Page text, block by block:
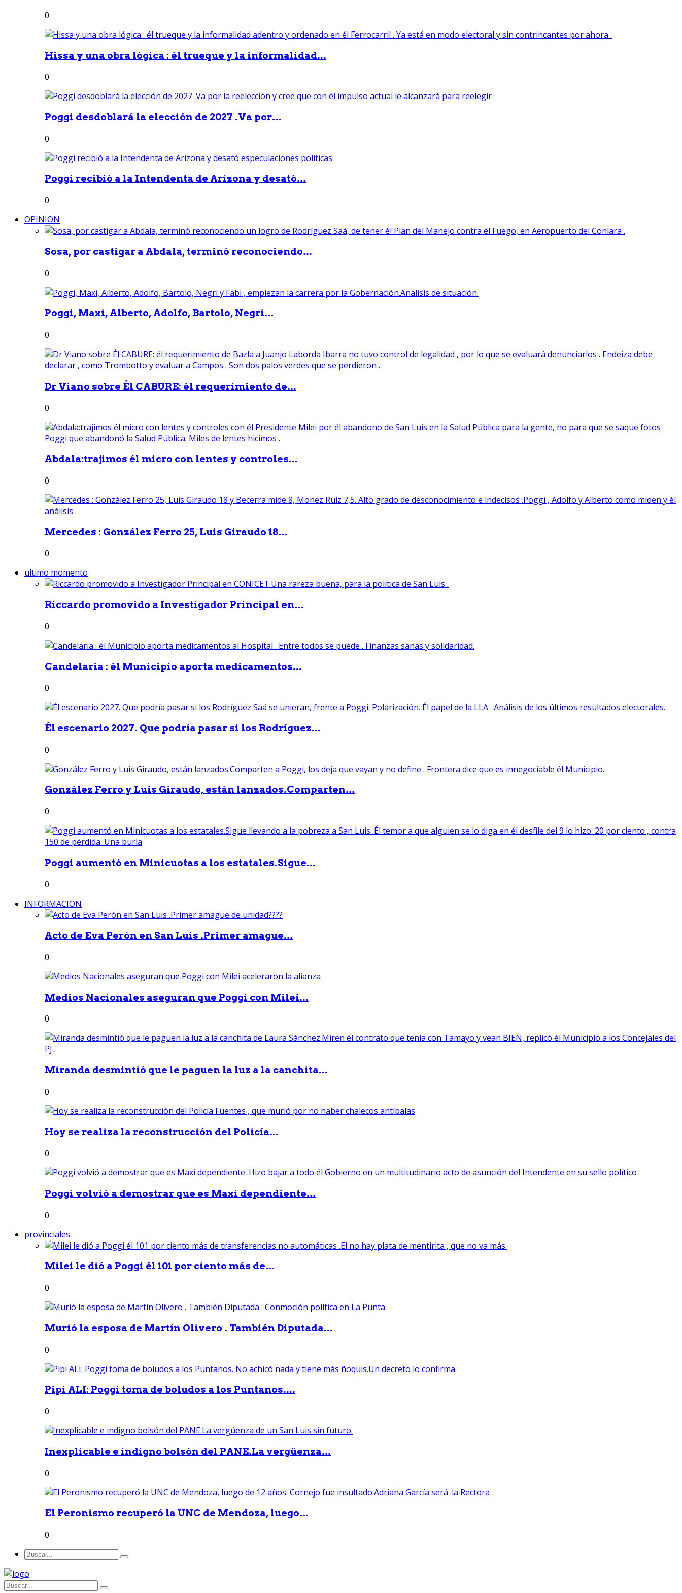
0
Hissa y una obra lógica : él trueque y la informalidad...
0
Poggi desdoblará la elección de 2027 .Va por...
0
Poggi recibió a la Intendenta de Arizona y desató...
0
OPINION
Sosa, por castigar a Abdala, terminó reconociendo...
0
Poggi, Maxi, Alberto, Adolfo, Bartolo, Negri...
0
Dr Viano sobre Él CABURE: él requerimiento de...
0
Abdala:trajimos él micro con lentes y controles...
0
Mercedes : González Ferro 25, Luis Giraudo 18...
0
ultimo momento
Riccardo promovido a Investigador Principal en...
0
Candelaria : él Municipio aporta medicamentos...
0
Él escenario 2027. Que podría pasar si los Rodríguez...
0
González Ferro y Luis Giraudo, están lanzados.Comparten...
0
Poggi aumentó en Minicuotas a los estatales.Sigue...
0
INFORMACION
Acto de Eva Perón en San Luis .Primer amague...
0
Medios Nacionales aseguran que Poggi con Milei...
0
Miranda desmintió que le paguen la luz a la canchita...
0
Hoy se realiza la reconstrucción del Policía...
0
Poggi volvió a demostrar que es Maxi dependiente...
0
provinciales
Milei le dió a Poggi él 101 por ciento más de...
0
Murió la esposa de Martín Olivero . También Diputada...
0
Pipi ALI: Poggi toma de boludos a los Puntanos....
0
Inexplicable e indigno bolsón del PANE.La vergüenza...
0
El Peronismo recuperó la UNC de Mendoza, luego...
0